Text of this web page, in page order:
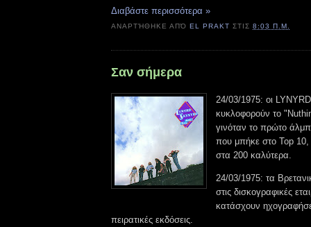
Διαβάστε περισσότερα »
ΑΝΑΡΤΉΘΗΚΕ ΑΠΌEL PRAKT ΣΤΙΣ8:03 Π.Μ.
Σαν σήμερα
24/03/1975: οι
κυκλοφορούν το
γινόταν το πρώτο
που μπήκε στο Top
στα 200 καλύτερα.
24/03/1975: τα
στις δισκογραφικές
κατάσχουν
πειρατικές εκδόσεις.